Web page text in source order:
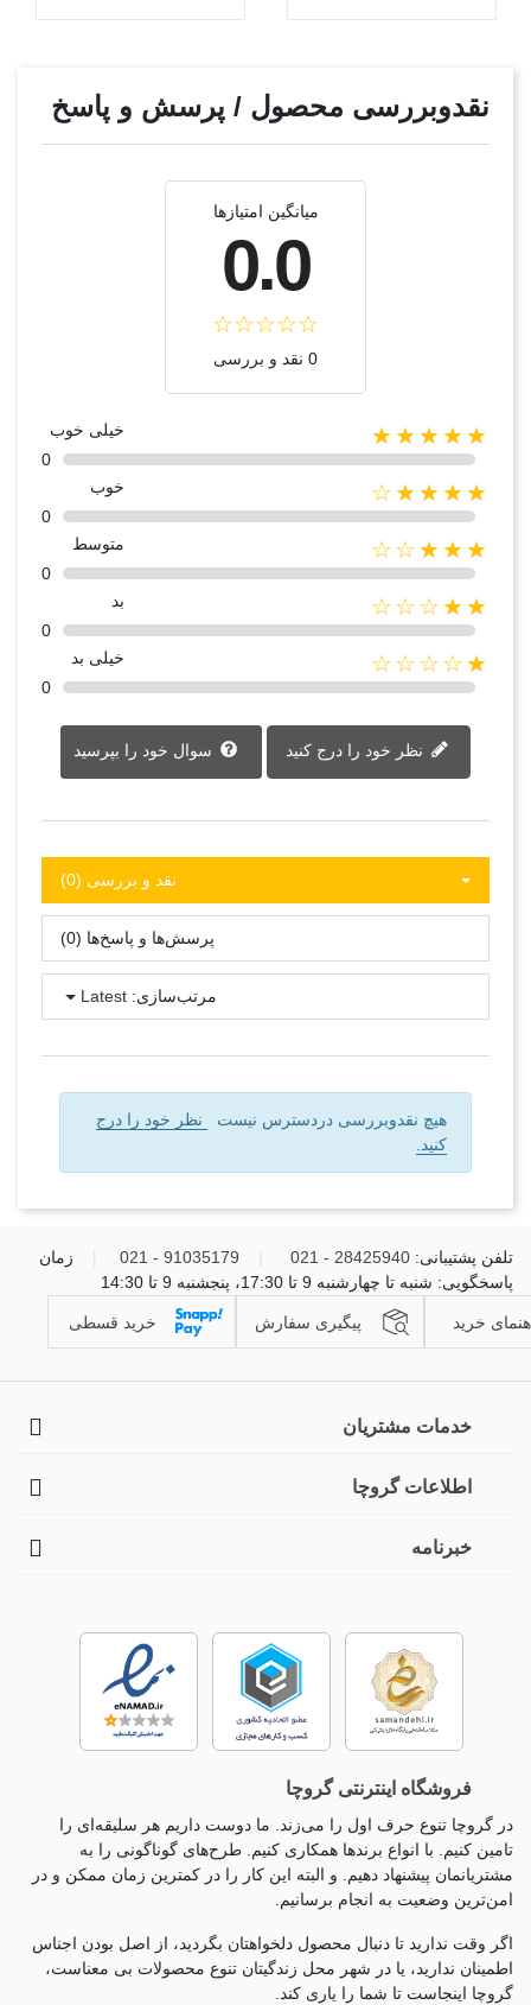
نقدوبررسی محصول / پرسش و پاسخ
میانگین امتیازها
0.0
0 نقد و بررسی
★★★★★
خیلی خوب
0
★★★★☆
خوب
0
★★★☆☆
متوسط
0
★★☆☆☆
بد
0
★☆☆☆☆
خیلی بد
0
سوال خود را بپرسید
نقد و بررسی‌‌ (0)
پرسش‌ها و پاسخ‌ها (0)
مرتب‌سازی: Latest
هیچ نقدوبررسی دردسترس نیست
نظر خود را درج
کنید.
تلفن پشتیبانی: 28425940 - 021
91035179 - 021
زمان
پاسخگویی: شنبه تا چهارشنبه 9 تا 17:30، پنجشنبه 9 تا 14:30
خرید پیگیری سفارش خرید قسطی
خدمات مشتریان
اطلاعات گروچا
خبرنامه
فروشگاه اینترنتی گروچا
در گروچا تنوع حرف اول را می‌زند. ما دوست داریم هر سلیقه‌ای را
تامین کنیم. با انواع برندها همکاری کنیم. طرح‌های گوناگونی را به
مشتریانمان پیشنهاد دهیم. و البته این کار را در کمترین زمان ممکن و در
امن‌ترین وضعیت به انجام برسانیم.
اگر وقت ندارید تا دنبال محصول دلخواهتان بگردید، از اصل بودن اجناس
اطمینان ندارید، یا در شهر محل زندگیتان تنوع محصولات بی معناست،
گروچا اینجاست تا شما را یاری کند.